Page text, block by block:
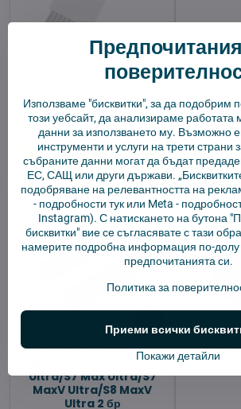
Инструмент за
почистване на Xiaomi -
бял
В наличност
2,92 €
Добави в количката
В
Четка за почистване на
Xiaomi Roborock S8 Pro
Ultra/S7 Max Ultra/S7
MaxV Ultra/S8 MaxV
Ultra 2 бр
Xiaomi
Използваме "бисквитки", за да подобрим
този уебсайт, да анализираме
данни за използването му. Възможно
инструменти и услуги на трети страни
събраните данни могат да бъдат
ЕС, САЩ или други държави.
подобряване на релевантността на
- подробности тукили Meta -
Instagram). С натискането на бутона
бисквитки" вие се съгласявате с тази
намерите подробна информация по-
предпочитанията си.
Политика за
Покажи детайли
Приеми всички